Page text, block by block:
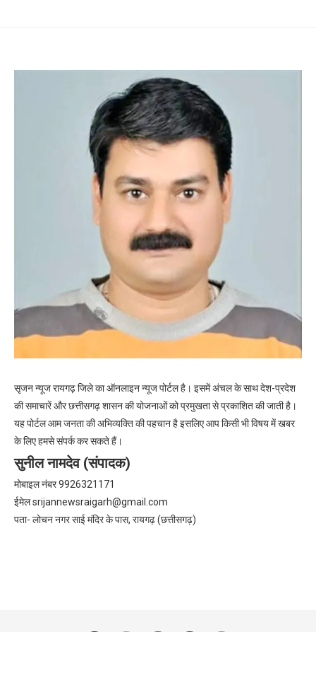
सृजन न्यूज रायगढ़ जिले का ऑनलाइन न्यूज पोर्टल है। इसमें अंचल के साथ देश-प्रदेश
की समाचारें और छत्तीसगढ़ शासन की योजनाओं को प्रमुखता से प्रकाशित की जाती है।
यह पोर्टल आम जनता की अभिव्यक्ति की पहचान है इसलिए आप किसी भी विषय में खबर
के लिए हमसे संपर्क कर सकते हैं।
सुनील नामदेव (संपादक)
मोबाइल नंबर 9926321171
ईमेलsrijannewsraigarh@gmail.com
पता- लोचन नगर साई मंदिर के पास, रायगढ़ (छत्तीसगढ़)